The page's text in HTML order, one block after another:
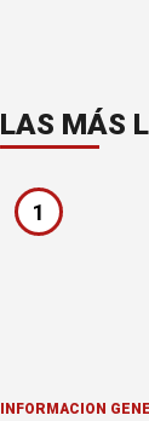
LAS MÁS
1
INFORMACION